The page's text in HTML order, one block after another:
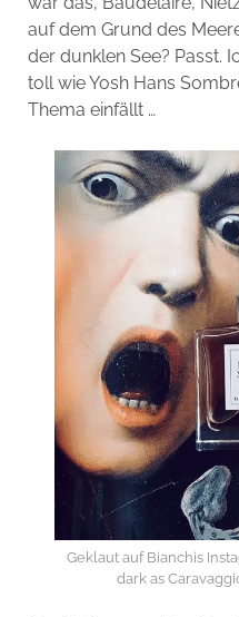
auf dem Grund des
der dunklen See? Passt.
toll wie Yosh Hans
Thema einfällt …
Geklaut auf Bianchis
dark as